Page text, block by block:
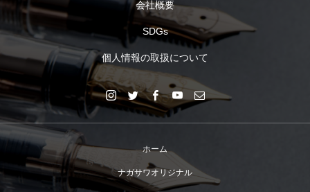
会社概要
SDGs
個人情報の取扱について
ホーム
ナガサワオリジナル